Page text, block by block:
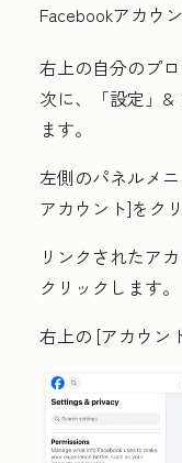
Facebookアカウ
右上の自分のプ
次に、「設定」&
ます。
左側のパネルメ
アカウント]をク
リンクされたア
クリックします。
右上の [アカウン